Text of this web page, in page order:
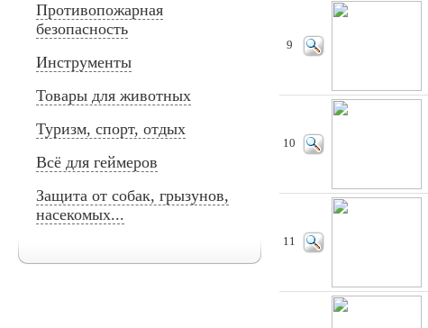
Противопожарная
безопасность
Инструменты
Товары для животных
Туризм, спорт, отдых
Всё для геймеров
Защита от собак, грызунов,
насекомых...
9
10
11